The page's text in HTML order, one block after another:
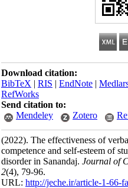
Download citation:
BibTeX|RIS|EndNote|
RefWorks
Send citation to:
Mendeley
Zotero
(2022).The effectiveness of
competence and self-esteem of
disorder in Sanandaj.Journal
2(4), 79-96.
URL:http://jeche.ir/article-1-66-